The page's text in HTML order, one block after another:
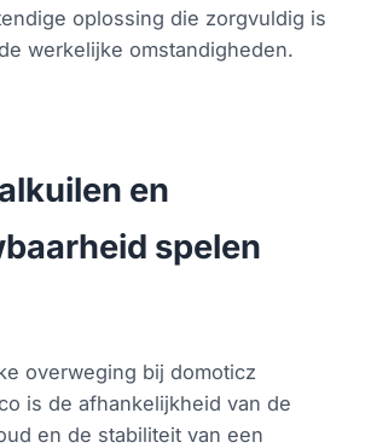
oplossing die zorgvuldig is
werkelijke omstandigheden.
en
spelen
overweging bij domoticz
is de afhankelijkheid van de
en de stabiliteit van een